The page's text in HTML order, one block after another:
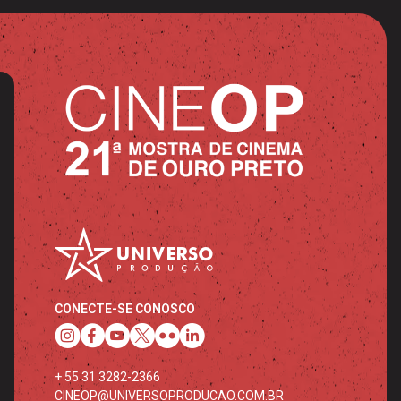
CONECTE-SE CONOSCO
+ 55 31 3282-2366
CINEOP@UNIVERSOPRODUCAO.COM.BR